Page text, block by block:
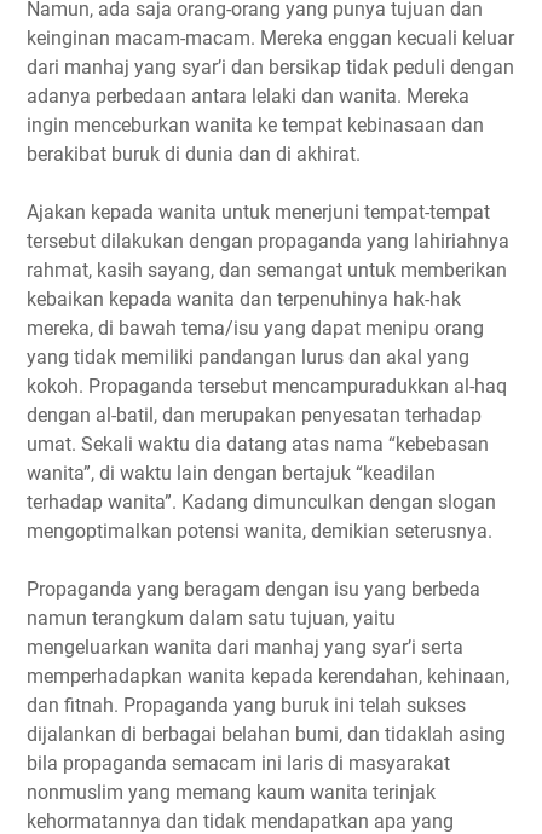
Namun, ada saja orang-orang yang punya tujuan dan
keinginan macam-macam. Mereka enggan kecuali keluar
dari manhaj yang syar’i dan bersikap tidak peduli dengan
adanya perbedaan antara lelaki dan wanita. Mereka
ingin menceburkan wanita ke tempat kebinasaan dan
berakibat buruk di dunia dan di akhirat.
Ajakan kepada wanita untuk menerjuni tempat-tempat
tersebut dilakukan dengan propaganda yang lahiriahnya
rahmat, kasih sayang, dan semangat untuk memberikan
kebaikan kepada wanita dan terpenuhinya hak-hak
mereka, di bawah tema/isu yang dapat menipu orang
yang tidak memiliki pandangan lurus dan akal yang
kokoh. Propaganda tersebut mencampuradukkan al-haq
dengan al-batil, dan merupakan penyesatan terhadap
umat. Sekali waktu dia datang atas nama “kebebasan
wanita”, di waktu lain dengan bertajuk “keadilan
terhadap wanita”. Kadang dimunculkan dengan slogan
mengoptimalkan potensi wanita, demikian seterusnya.
Propaganda yang beragam dengan isu yang berbeda
namun terangkum dalam satu tujuan, yaitu
mengeluarkan wanita dari manhaj yang syar’i serta
memperhadapkan wanita kepada kerendahan, kehinaan,
dan fitnah. Propaganda yang buruk ini telah sukses
dijalankan di berbagai belahan bumi, dan tidaklah asing
bila propaganda semacam ini laris di masyarakat
nonmuslim yang memang kaum wanita terinjak
kehormatannya dan tidak mendapatkan apa yang